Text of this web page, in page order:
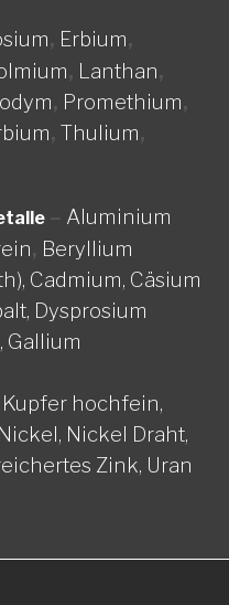
, Erbium,
, Lanthan,
, Promethium,
, Thulium,
– Aluminium
, Beryllium
Cadmium, Cäsium
Dysprosium
Gallium
Kupfer hochfein,
Nickel, Nickel Draht,
Zink, Uran